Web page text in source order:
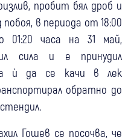
пробит бял дроб и
в периода от 18:00
01:20 часа на 31 май,
сила и е принудил
ѝ да се качи в лек
обратно до
Гошев се посочва, че